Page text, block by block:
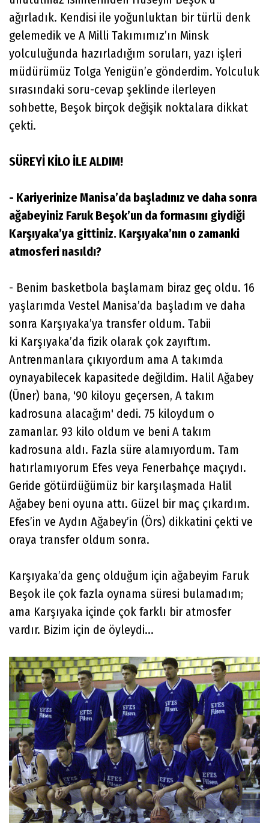
ağırladık. Kendisi ile yoğunluktan bir türlü denk
gelemedik ve A Milli Takımımız’ın Minsk
yolculuğunda hazırladığım soruları, yazı işleri
müdürümüz Tolga Yenigün’e gönderdim. Yolculuk
sırasındaki soru-cevap şeklinde ilerleyen
sohbette, Beşok birçok değişik noktalara dikkat
çekti.
SÜREYİ KİLO İLE ALDIM!
- Kariyerinize Manisa’da başladınız ve daha sonra
ağabeyiniz Faruk Beşok’un da formasını giydiği
Karşıyaka’ya gittiniz. Karşıyaka’nın o zamanki
atmosferi nasıldı?
- Benim basketbola başlamam biraz geç oldu. 16
yaşlarımda Vestel Manisa’da başladım ve daha
sonra Karşıyaka’ya transfer oldum. Tabii
ki Karşıyaka’da fizik olarak çok zayıftım.
Antrenmanlara çıkıyordum ama A takımda
oynayabilecek kapasitede değildim. Halil Ağabey
(Üner) bana, '90 kiloyu geçersen, A takım
kadrosuna alacağım' dedi. 75 kiloydum o
zamanlar. 93 kilo oldum ve beni A takım
kadrosuna aldı. Fazla süre alamıyordum. Tam
hatırlamıyorum Efes veya Fenerbahçe maçıydı.
Geride götürdüğümüz bir karşılaşmada Halil
Ağabey beni oyuna attı. Güzel bir maç çıkardım.
Efes’in ve Aydın Ağabey’in (Örs) dikkatini çekti ve
oraya transfer oldum sonra.
Karşıyaka’da genç olduğum için ağabeyim Faruk
Beşok ile çok fazla oynama süresi bulamadım;
ama Karşıyaka içinde çok farklı bir atmosfer
vardır. Bizim için de öyleydi...